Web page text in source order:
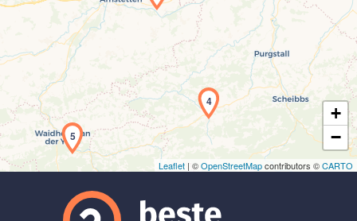
Laden der Karte...
4
5
+
−
Leaflet | ©OpenStreetMapcontributors ©CARTO